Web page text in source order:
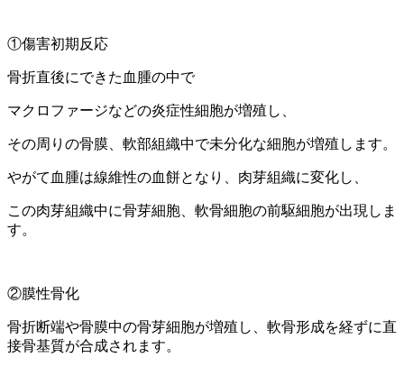
①傷害初期反応
骨折直後にできた血腫の中で
マクロファージなどの炎症性細胞が増殖し、
その周りの骨膜、軟部組織中で未分化な細胞が増殖します。
やがて血腫は線維性の血餅となり、肉芽組織に変化し、
この肉芽組織中に骨芽細胞、軟骨細胞の前駆細胞が出現しま
す。
②膜性骨化
骨折断端や骨膜中の骨芽細胞が増殖し、軟骨形成を経ずに直
接骨基質が合成されます。